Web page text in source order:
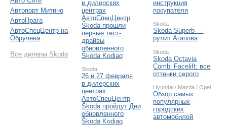
Автопорт Митино
АвтоПрага
АвтоСпецЦентр на
Обручева
Все дилеры Skoda
в дилерских
центрах
АвтоСпецЦентр
Škoda прошли
первые тест-
драйвы
обновленного
Škoda Kodiaq
Skoda
26 и 27 февраля
в дилерских
центрах
АвтоСпецЦентр
Škoda пройдут Дни
обновленного
Škoda Kodiaq
инструкция
покупателя
Skoda
Skoda Superb —
рулит Агапова
Skoda
Skoda Octavia
Combi Facelift: все
оттенки серого
Hyundai / Mazda /Opel
Обзор самых
популярных
городских
автомобилей